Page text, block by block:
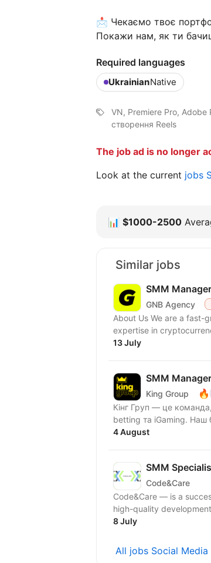
📩 Чекаємо твоє
Покажи нам, як ти
Required languages
UkrainianNative
VN, Premiere Pro, Adobe
створення Reels
The job ad is no longer
Look at the current jobs
📊 $1000-2500
Similar jobs
SMM Manager
GNB Agency
About Us We are a fast-growing marketing agency focused on Western markets, with strong
expertise in
13 July
SMM
King Group 🔥
Кінг Груп — це
betting та iGaming. Наш
4 August
SMM
Code&Care
Code&Care — is a
8 July
All jobs Social